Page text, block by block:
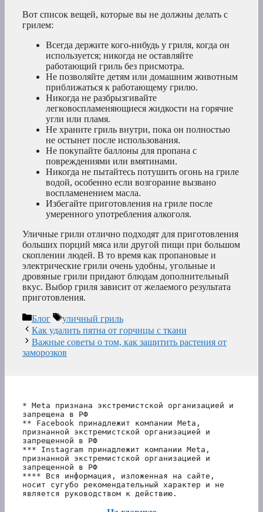
Вот список вещей, которые вы не должны делать с
грилем:
Всегда держите кого-нибудь у гриля, когда он
используется; никогда не оставляйте
работающий гриль без присмотра.
Не позволяйте детям или домашним животным
приближаться к работающему грилю.
Никогда не разбрызгивайте
легковоспламеняющиеся жидкости на горячие
угли или пламя.
Не храните гриль внутри, пока он полностью
не остынет после использования.
Не покупайте баллоны для пропана с
повреждениями или вмятинами.
Никогда не пытайтесь потушить огонь на гриле
водой, особенно если возгорание вызвано
воспламенением масла.
Избегайте приготовления на гриле после
умеренного употребления алкоголя.
Уличные грили отлично подходят для приготовления
больших порций мяса или другой пищи при большом
скоплении людей. В то время как пропановые и
электрические грили очень удобны, угольные и
дровяные грили придают блюдам дополнительный
вкус. Выбор гриля зависит от желаемого результата
приготовления.
Рубрики
Блог Метки
уличный гриль
Как удалить пятна от горчицы с ткани
Важные советы о том, как защитить растения от
заморозков
* Meta признана экстремистской организацией и
запрещена в РФ
** Facebook принадлежит компании Meta,
признанной экстремистской организацией и
запрещенной в РФ
*** Instagram принадлежит компании Meta,
признанной экстремистской организацией и
запрещенной в РФ
**** Вся информация, изложенная на сайте,
носит сугубо рекомендательный характер и не
является руководством к действию.